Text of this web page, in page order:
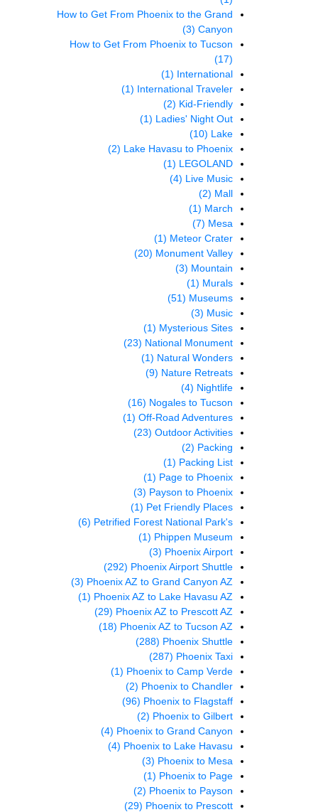
How to Get From Phoenix to the Grand
Canyon
(3)
How to Get From Phoenix to Tucson
(17)
International
(1)
International Traveler
(1)
Kid-Friendly
(2)
Ladies' Night Out
(1)
Lake
(10)
Lake Havasu to Phoenix
(2)
LEGOLAND
(1)
Live Music
(4)
Mall
(2)
March
(1)
Mesa
(7)
Meteor Crater
(1)
Monument Valley
(20)
Mountain
(3)
Murals
(1)
Museums
(51)
Music
(3)
Mysterious Sites
(1)
National Monument
(23)
Natural Wonders
(1)
Nature Retreats
(9)
Nightlife
(4)
Nogales to Tucson
(16)
Off-Road Adventures
(1)
Outdoor Activities
(23)
Packing
(2)
Packing List
(1)
Page to Phoenix
(1)
Payson to Phoenix
(3)
Pet Friendly Places
(1)
Petrified Forest National Park's
(6)
Phippen Museum
(1)
Phoenix Airport
(3)
Phoenix Airport Shuttle
(292)
Phoenix AZ to Grand Canyon AZ
(3)
Phoenix AZ to Lake Havasu AZ
(1)
Phoenix AZ to Prescott AZ
(29)
Phoenix AZ to Tucson AZ
(18)
Phoenix Shuttle
(288)
Phoenix Taxi
(287)
Phoenix to Camp Verde
(1)
Phoenix to Chandler
(2)
Phoenix to Flagstaff
(96)
Phoenix to Gilbert
(2)
Phoenix to Grand Canyon
(4)
Phoenix to Lake Havasu
(4)
Phoenix to Mesa
(3)
Phoenix to Page
(1)
Phoenix to Payson
(2)
Phoenix to Prescott
(29)